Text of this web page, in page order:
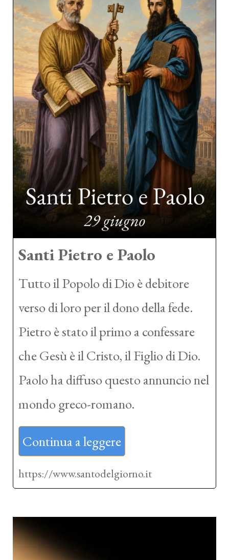
Santi Pietro e Paolo
Tutto il Popolo di Dio è debitore
verso di loro per il dono della fede.
Pietro è stato il primo a confessare
che Gesù è il Cristo, il Figlio di Dio.
Paolo ha diffuso questo annuncio nel
mondo greco-romano.
Continua a leggere
https://www.santodelgiorno.it